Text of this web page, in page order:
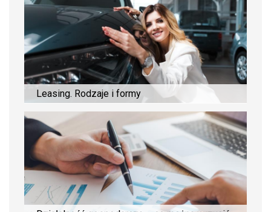
Leasing. Rodzaje i formy